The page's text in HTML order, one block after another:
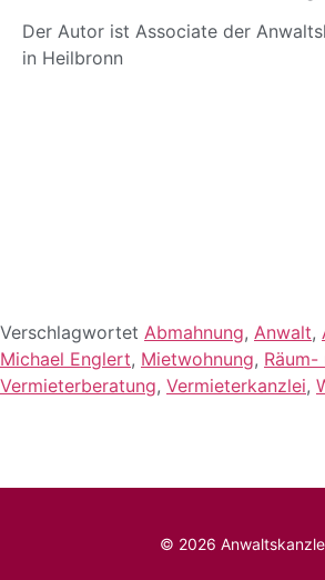
Der Autor ist Associate der
in Heilbronn
Verschlagwortet Abmahnung, Anwalt,
Michael Englert, Mietwohnung,
Vermieterberatung, Vermieterkanzlei,
© 2026